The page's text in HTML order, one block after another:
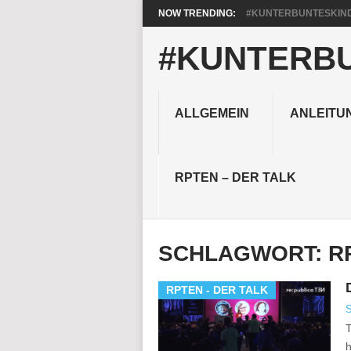
NOW TRENDING:
ALLGEMEIN
RPTEN – DER TALK
SCHLAGWORT:
RPTEN - DER TALK